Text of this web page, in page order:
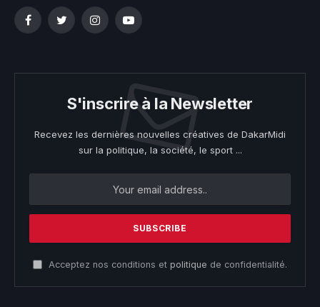
FacebookTwitterInstagramYouTube
S'inscrire à la Newsletter
Recevez les dernières nouvelles créatives de DakarMidi
sur la politique, la société, le sport ...
Acceptez nos conditions et politique de confidentialité.